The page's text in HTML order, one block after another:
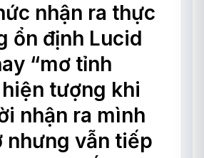
nhận ra thực
ổn định Lucid
“mơ tỉnh
tượng khi
nhận ra mình
nhưng vẫn tiếp